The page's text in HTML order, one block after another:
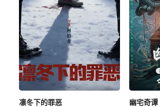
凛冬下的罪恶
幽宅奇谭